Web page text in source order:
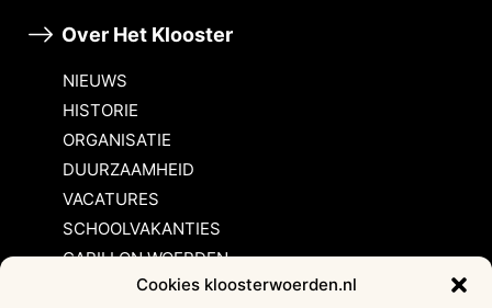
Cookies kloosterwoerden.nl
Over Het Klooster
NIEUWS
HISTORIE
ORGANISATIE
DUURZAAMHEID
VACATURES
SCHOOLVAKANTIES
CARILLON WOERDEN